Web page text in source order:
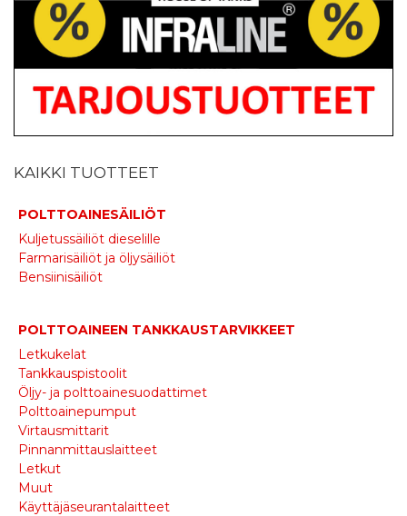
KAIKKI TUOTTEET
POLTTOAINESÄILIÖT
Kuljetussäiliöt dieselille
Farmarisäiliöt ja öljysäiliöt
Bensiinisäiliöt
POLTTOAINEEN TANKKAUSTARVIKKEET
Letkukelat
Tankkauspistoolit
Öljy- ja polttoainesuodattimet
Polttoainepumput
Virtausmittarit
Pinnanmittauslaitteet
Letkut
Muut
Käyttäjäseurantalaitteet